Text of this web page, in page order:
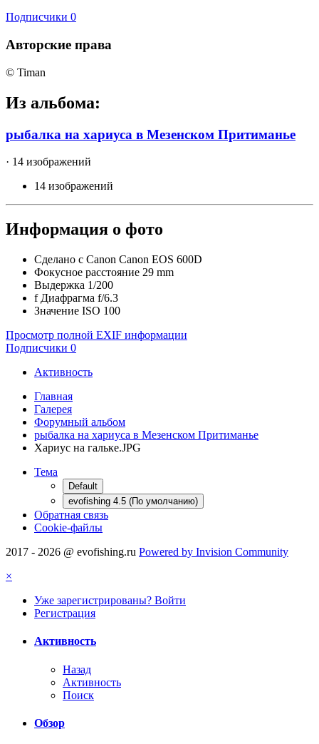
Подписчики 0
Авторские права
© Timan
Из альбома:
рыбалка на хариуса в Мезенском Притиманье
· 14 изображений
14 изображений
Информация о фото
Сделано с Canon Canon EOS 600D
Фокусное расстояние 29 mm
Выдержка 1/200
f Диафрагма f/6.3
Значение ISO 100
Просмотр полной EXIF информации
Подписчики 0
Активность
Главная
Галерея
Форумный альбом
рыбалка на хариуса в Мезенском Притиманье
Хариус на гальке.JPG
Тема
Default
evofishing 4.5 (По умолчанию)
Обратная связь
Cookie-файлы
2017 - 2026 @ evofishing.ru Powered by Invision Community
×
Уже зарегистрированы? Войти
Регистрация
Активность
Назад
Активность
Поиск
Обзор